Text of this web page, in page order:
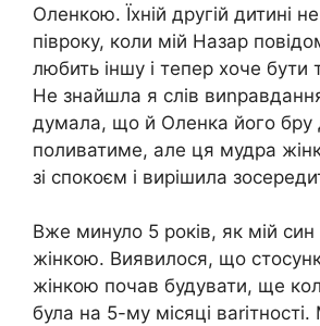
Оленкою. Їхній другій дитині
півроку, коли мій Назар
любить іншу і тепер хоче бути
Не знайшла я слів
думала, що й Оленка його бру
поливатиме, але ця мудра
зі спокоєм і вирішила
Вже минуло 5 років, як мій
жінкою. Виявилося, що
жінкою почав будувати, ще
була на 5-му місяці